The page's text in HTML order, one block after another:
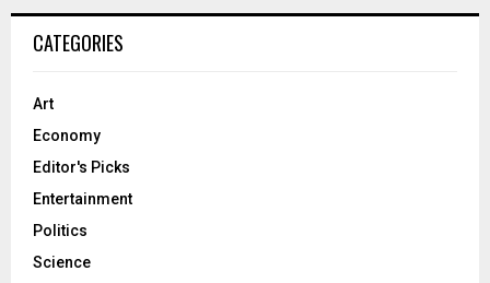
CATEGORIES
Art
Economy
Editor's Picks
Entertainment
Politics
Science